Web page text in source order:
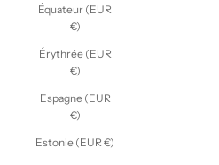
Équateur (EUR
€)
Érythrée (EUR
€)
Espagne (EUR
€)
Estonie (EUR €)